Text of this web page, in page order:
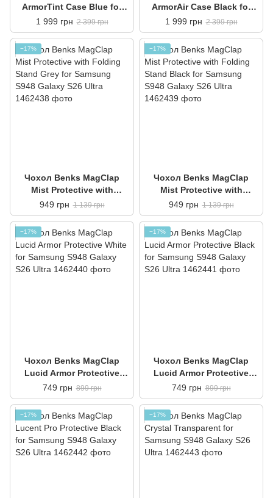
ArmorTint Case Blue for
Samsung S948 Galaxy S26
Ultra
1 999 грн 2 399 грн
ArmorAir Case Black for
Samsung S948 Galaxy S26
Ultra
1 999 грн 2 399 грн
−17%
Чохол Benks MagClap
Mist Protective with
Folding Stand Grey for
Samsung S948 Galaxy S26
949 грн 1 139 грн
−17%
Чохол Benks MagClap
Mist Protective with
Folding Stand Black for
Samsung S948 Galaxy S26
949 грн 1 139 грн
−17%
Чохол Benks MagClap
Lucid Armor Protective
White for Samsung S948
Galaxy S26 Ultra
749 грн 899 грн
−17%
Чохол Benks MagClap
Lucid Armor Protective
Black for Samsung S948
Galaxy S26 Ultra
749 грн 899 грн
−17% −17%